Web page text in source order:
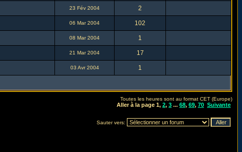
23 Fév 2004 2
06 Mar 2004 102
08 Mar 2004 1
21 Mar 2004 17
03 Avr 2004 1
Toutes les heures sont au format CET (Europe)
Aller à la page 1, 2, 3 ... 68, 69, 70 Suivante
Sauter vers: